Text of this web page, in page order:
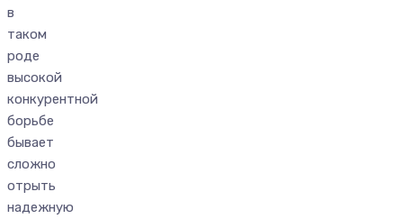
в
таком
роде
высокой
конкурентной
борьбе
бывает
сложно
отрыть
надежную